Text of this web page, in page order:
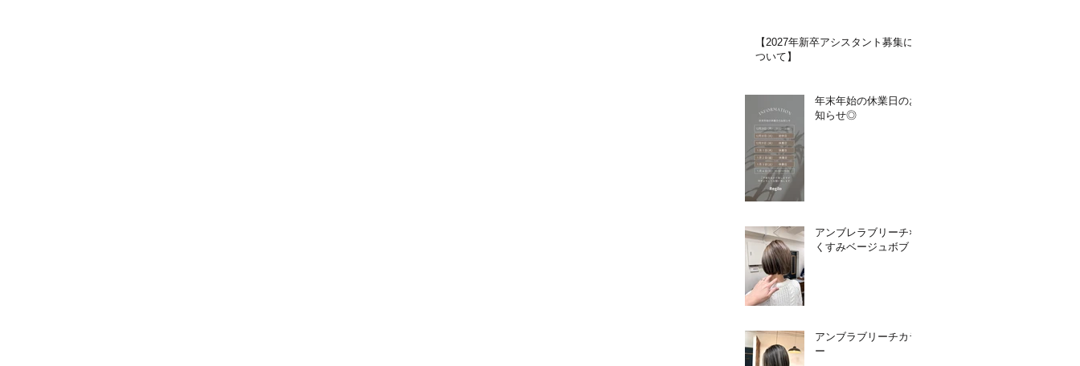
【2027年新卒アシスタント募集に
ついて】​​
年末年始の休業日のお
知らせ◎
アンブレラブリーチ×
くすみベージュボブ
アンブラブリーチカラ
ー